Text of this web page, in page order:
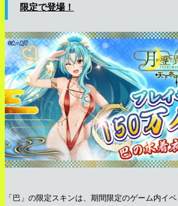
限定で登場！
「巴」の限定スキンは、期間限定のゲーム内イ